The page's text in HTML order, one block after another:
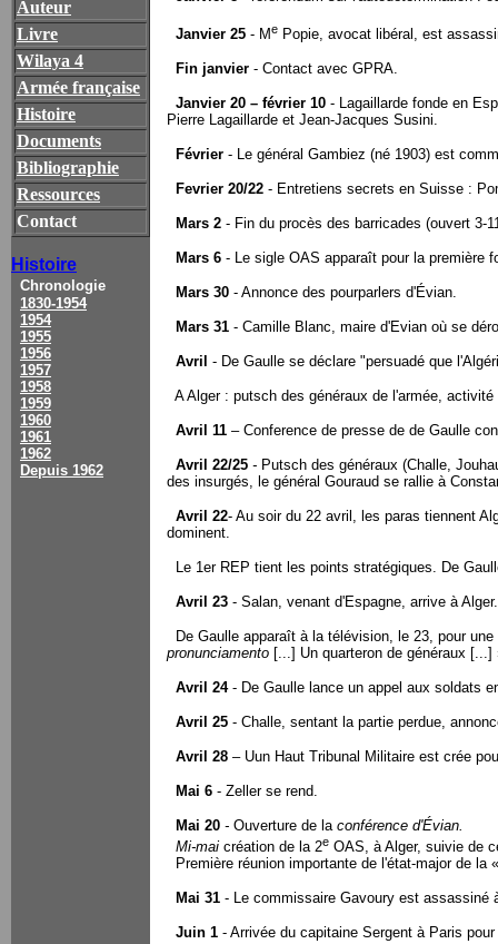
Auteur
Livre
Wilaya 4
Armée française
Histoire
Documents
Bibliographie
Ressources
Contact
Histoire
Chronologie
1830-1954
1954
1955
1956
1957
1958
1959
1960
1961
1962
Depuis 1962
Janvier 25 - Me Popie, avocat libéral, est
Fin janvier - Contact avec GPRA.
Janvier 20 – février 10 - Lagaillarde fonde en
Pierre Lagaillarde et Jean-Jacques Susini.
Février - Le général Gambiez (né 1903) est
Fevrier 20/22 - Entretiens secrets en Suisse :
Mars 2 - Fin du procès des barricades (ouvert 3-
Mars 6 - Le sigle OAS apparaît pour la première
Mars 30 - Annonce des pourparlers d'Évian.
Mars 31 - Camille Blanc, maire d'Evian où se
Avril - De Gaulle se déclare "persuadé que
A Alger : putsch des généraux de l'armée,
Avril 11 – Conference de presse de de Gaulle
Avril 22/25 - Putsch des généraux (Challe,
des insurgés, le général Gouraud se rallie à
Avril 22- Au soir du 22 avril, les paras tiennent
dominent.
Le 1er REP tient les points stratégiques. De
Avril 23 - Salan, venant d'Espagne, arrive à Alger.
De Gaulle apparaît à la télévision, le 23, pour
pronunciamento [...] Un quarteron de généraux
Avril 24- De Gaulle lance un appel aux soldats
Avril 25 - Challe, sentant la partie perdue,
Avril 28 – Uun Haut Tribunal Militaire est crée
Mai 6 - Zeller se rend.
Mai 20 - Ouverture de la conférence d'Évian.
Mi-mai création de la 2e OAS, à Alger, suivie de
Première réunion importante de l'état-major de
Mai 31 - Le commissaire Gavoury est assassiné
Juin 1 - Arrivée du capitaine Sergent à Paris